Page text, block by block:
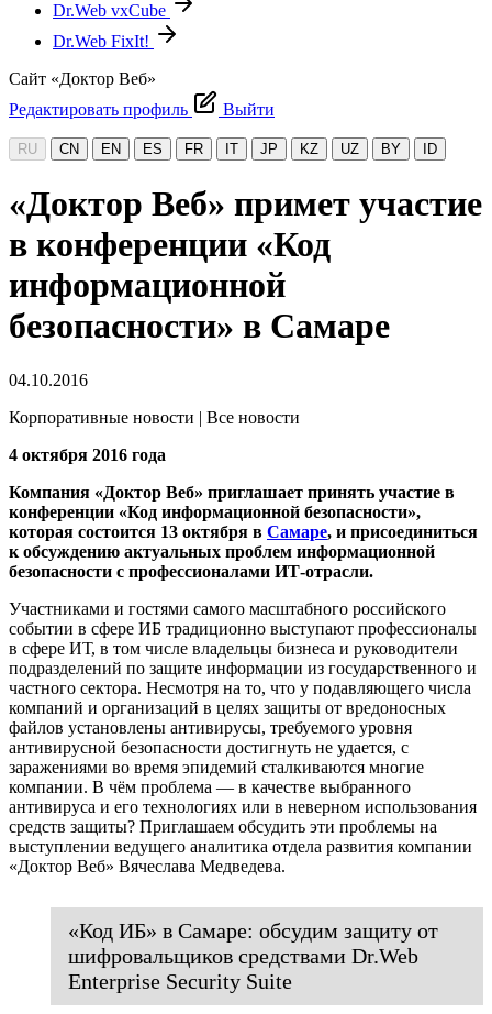
Dr.Web vxCube
Dr.Web FixIt!
Сайт «Доктор Веб»
Редактировать профиль
Выйти
RU CN EN ES FR IT JP KZ UZ BY ID
«Доктор Веб» примет участие
в конференции «Код
информационной
безопасности» в Самаре
04.10.2016
Корпоративные новости | Все новости
4 октября 2016 года
Компания «Доктор Веб» приглашает принять участие в
конференции «Код информационной безопасности»,
которая состоится 13 октября в Самаре, и присоединиться
к обсуждению актуальных проблем информационной
безопасности с профессионалами ИТ-отрасли.
Участниками и гостями самого масштабного российского
событии в сфере ИБ традиционно выступают профессионалы
в сфере ИТ, в том числе владельцы бизнеса и руководители
подразделений по защите информации из государственного и
частного сектора. Несмотря на то, что у подавляющего числа
компаний и организаций в целях защиты от вредоносных
файлов установлены антивирусы, требуемого уровня
антивирусной безопасности достигнуть не удается, с
заражениями во время эпидемий сталкиваются многие
компании. В чём проблема — в качестве выбранного
антивируса и его технологиях или в неверном использования
средств защиты? Приглашаем обсудить эти проблемы на
выступлении ведущего аналитика отдела развития компании
«Доктор Веб» Вячеслава Медведева.
«Код ИБ» в Самаре: обсудим защиту от
шифровальщиков средствами Dr.Web
Enterprise Security Suite